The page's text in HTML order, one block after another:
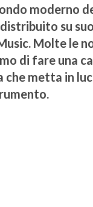
moderno
su
Molte le
di fare una
che metta in